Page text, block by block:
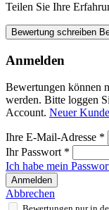
Teilen Sie Ihre
Bewertung schreiben
Anmelden
Bewertungen können
werden. Bitte loggen
Account. Neuer
Ihre E-Mail-Adresse *
Ihr Passwort *
Ich habe mein
Anmelden
Abbrechen